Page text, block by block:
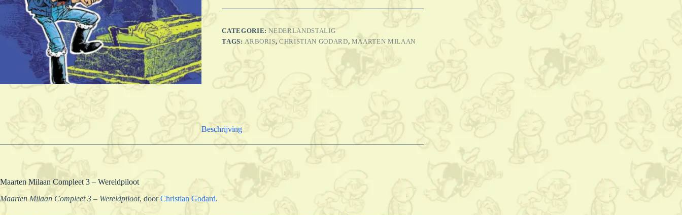
Wereldpiloot
CATEGORIE:NEDERLANDSTALIG
TAGS:ARBORIS,CHRISTIAN GODARD, MAARTEN MILAAN
Beschrijving
Maarten Milaan Compleet 3 – Wereldpiloot
Maarten Milaan Compleet 3 – Wereldpiloot, doorChristian Godard.